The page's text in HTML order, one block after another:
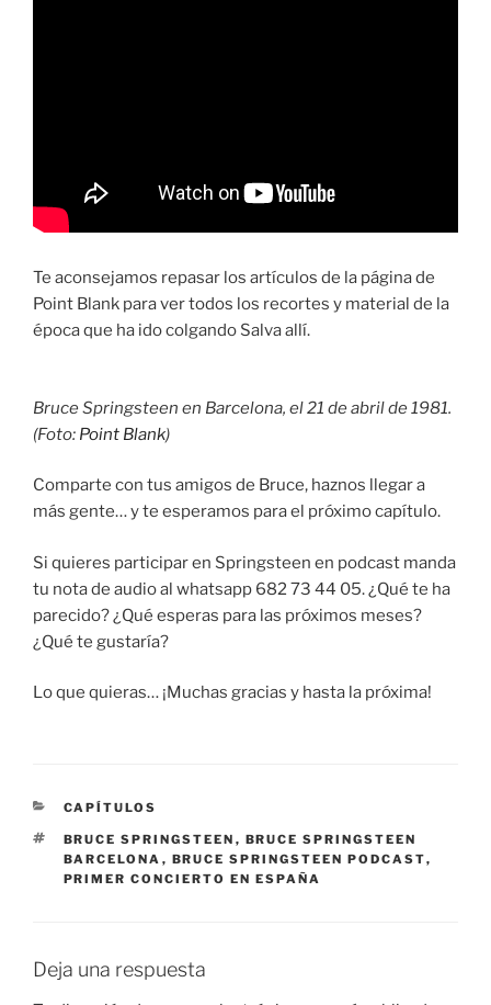
Te aconsejamos repasar los artículos de la página de
Point Blank para ver todos los recortes y material de la
época que ha ido colgando Salva allí.
Bruce Springsteen en Barcelona, el 21 de abril de 1981.
(Foto: Point Blank)
Comparte con tus amigos de Bruce, haznos llegar a
más gente… y te esperamos para el próximo capítulo.
Si quieres participar en Springsteen en podcast manda
tu nota de audio al whatsapp 682 73 44 05. ¿Qué te ha
parecido? ¿Qué esperas para las próximos meses?
¿Qué te gustaría?
Lo que quieras… ¡Muchas gracias y hasta la próxima!
CATEGORÍAS
CAPÍTULOS
ETIQUETAS
BRUCE SPRINGSTEEN , BRUCE SPRINGSTEEN
BARCELONA , BRUCE SPRINGSTEEN PODCAST,
PRIMER CONCIERTO EN ESPAÑA
Deja una respuesta